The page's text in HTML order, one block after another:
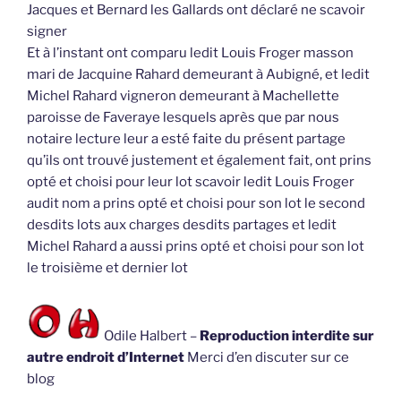
Jacques et Bernard les Gallards ont déclaré ne scavoir
signer
Et à l’instant ont comparu ledit Louis Froger masson
mari de Jacquine Rahard demeurant à Aubigné, et ledit
Michel Rahard vigneron demeurant à Machellette
paroisse de Faveraye lesquels après que par nous
notaire lecture leur a esté faite du présent partage
qu’ils ont trouvé justement et également fait, ont prins
opté et choisi pour leur lot scavoir ledit Louis Froger
audit nom a prins opté et choisi pour son lot le second
desdits lots aux charges desdits partages et ledit
Michel Rahard a aussi prins opté et choisi pour son lot
le troisième et dernier lot
Odile Halbert – Reproduction interdite sur
autre endroit d’Internet Merci d’en discuter sur ce
blog